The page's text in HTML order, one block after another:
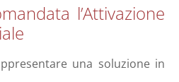
l’Attivazione
una soluzione in